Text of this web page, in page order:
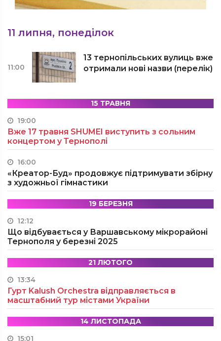
11 липня, понеділок
11:00
13 тернопільських вулиць вже
отримали нові назви (перелік)
15 ТРАВНЯ
19:00
Вже 17 травня SHUMEI виступить з сольним
концертом у Тернополі
16:00
«Креатор-Буд» продовжує підтримувати збірну
з художньої гімнастики
19 БЕРЕЗНЯ
12:12
Що відбувається у Варшавському мікрорайоні
Тернополя у березні 2025
21 ЛЮТОГО
13:34
Гурт Kalush Orchestra відправляється в
масштабний тур містами України
14 ЛИСТОПАДА
15:01